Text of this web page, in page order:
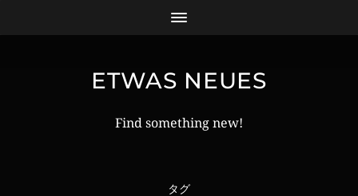
ETWAS NEUES
Find something new!
タグ